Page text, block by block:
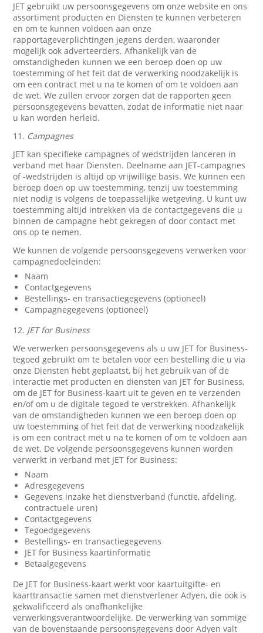
JET gebruikt uw persoonsgegevens om onze website en ons
assortiment producten en Diensten te kunnen verbeteren
en om te kunnen voldoen aan onze
rapportageverplichtingen jegens derden, waaronder
mogelijk ook adverteerders. Afhankelijk van de
omstandigheden kunnen we een beroep doen op uw
toestemming of het feit dat de verwerking noodzakelijk is
om een contract met u na te komen of om te voldoen aan
de wet. We zullen ervoor zorgen dat de rapporten geen
persoonsgegevens bevatten, zodat de informatie niet naar
u kan worden herleid.
11. Campagnes
JET kan specifieke campagnes of wedstrijden lanceren in
verband met haar Diensten. Deelname aan JET-campagnes
of -wedstrijden is altijd op vrijwillige basis. We kunnen een
beroep doen op uw toestemming, tenzij uw toestemming
niet nodig is volgens de toepasselijke wetgeving. U kunt uw
toestemming altijd intrekken via de contactgegevens die u
binnen de campagne hebt gekregen of door contact met
ons op te nemen.
We kunnen de volgende persoonsgegevens verwerken voor
campagnedoeleinden:
Naam
Contactgegevens
Bestellings- en transactiegegevens (optioneel)
Campagnegegevens (optioneel)
12. JET for Business
We verwerken persoonsgegevens als u uw JET for Business-
tegoed gebruikt om te betalen voor een bestelling die u via
onze Diensten hebt geplaatst, bij het gebruik van of de
interactie met producten en diensten van JET for Business,
om de JET for Business-kaart uit te geven en te verzenden
en/of om u de digitale tegoed te verstrekken. Afhankelijk
van de omstandigheden kunnen we een beroep doen op
uw toestemming of het feit dat de verwerking noodzakelijk
is om een contract met u na te komen of om te voldoen aan
de wet. De volgende persoonsgegevens kunnen worden
verwerkt in verband met JET for Business:
Naam
Adresgegevens
Gegevens inzake het dienstverband (functie, afdeling,
contractuele uren)
Contactgegevens
Tegoedgegevens
Bestellings- en transactiegegevens
JET for Business kaartinformatie
Betaalgegevens
De JET for Business-kaart werkt voor kaartuitgifte- en
kaarttransactie samen met dienstverlener Adyen, die ook is
gekwalificeerd als onafhankelijke
verwerkingsverantwoordelijke. De verwerking van sommige
van de bovenstaande persoonsgegevens door Adyen valt